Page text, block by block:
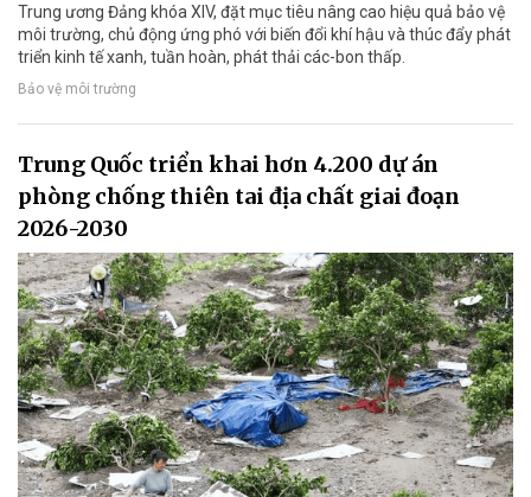
Trung ương Đảng khóa XIV, đặt mục tiêu nâng cao hiệu quả bảo vệ
môi trường, chủ động ứng phó với biến đổi khí hậu và thúc đẩy phát
triển kinh tế xanh, tuần hoàn, phát thải các-bon thấp.
Bảo vệ môi trường
Trung Quốc triển khai hơn 4.200 dự án
phòng chống thiên tai địa chất giai đoạn
2026-2030